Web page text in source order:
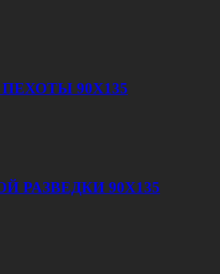
90Х135
РАЗВЕДКИ 90Х135